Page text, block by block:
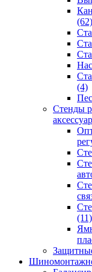
(62)
(4)
Стенды
(11)